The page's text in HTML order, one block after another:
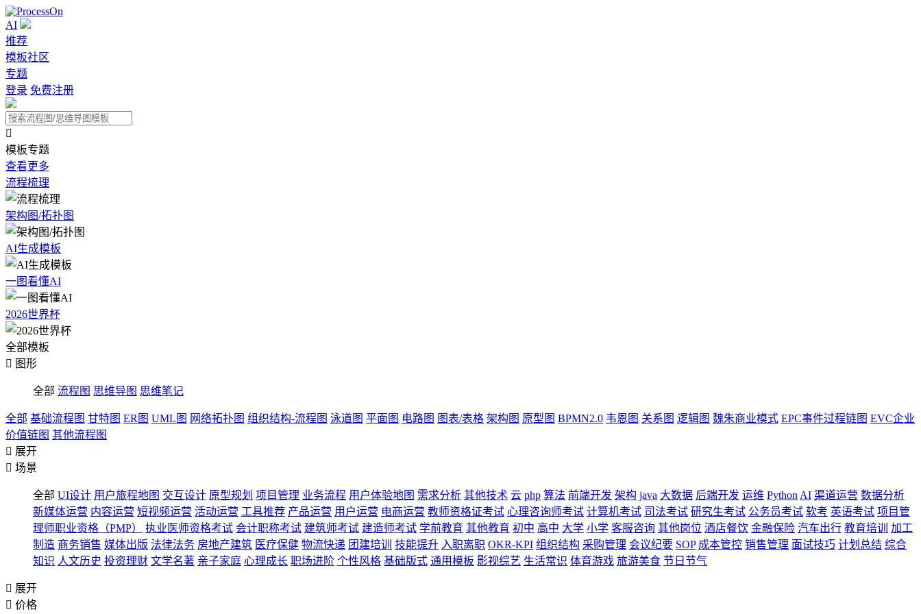
AI
推荐
模板社区
专题
登录 免费注册

模板专题
查看更多
流程梳理
架构图/拓扑图
AI生成模板
一图看懂AI
2026世界杯
全部模板
 图形
全部 流程图 思维导图 思维笔记
全部 基础流程图 甘特图 ER图 UML图 网络拓扑图 组织结构-流程图 泳道图 平面图 电路图 图表/表格 架构图 原型图 BPMN2.0 韦恩图 关系图 逻辑图 魏朱商业模式 EPC事件过程链图 EVC企业
价值链图 其他流程图
 展开
 场景
全部 UI设计 用户旅程地图 交互设计 原型规划 项目管理 业务流程 用户体验地图 需求分析 其他技术 云 php 算法 前端开发 架构 java 大数据 后端开发 运维 Python AI 渠道运营 数据分析
新媒体运营 内容运营 短视频运营 活动运营 工具推荐 产品运营 用户运营 电商运营 教师资格证考试 心理咨询师考试 计算机考试 司法考试 研究生考试 公务员考试 软考 英语考试 项目管
理师职业资格（PMP）
执业医师资格考试 会计职称考试 建筑师考试 建造师考试 学前教育 其他教育 初中 高中 大学 小学 客服咨询 其他岗位 酒店餐饮 金融保险 汽车出行 教育培训
加工
制造 商务销售 媒体出版 法律法务 房地产建筑 医疗保健 物流快递 团建培训 技能提升 入职离职 OKR-KPI 组织结构 采购管理 会议纪要 SOP 成本管控 销售管理 面试技巧 计划总结 综合
知识 人文历史 投资理财 文学名著 亲子家庭 心理成长 职场进阶 个性风格 基础版式 通用模板 影视综艺 生活常识 体育游戏 旅游美食 节日节气
 展开
 价格